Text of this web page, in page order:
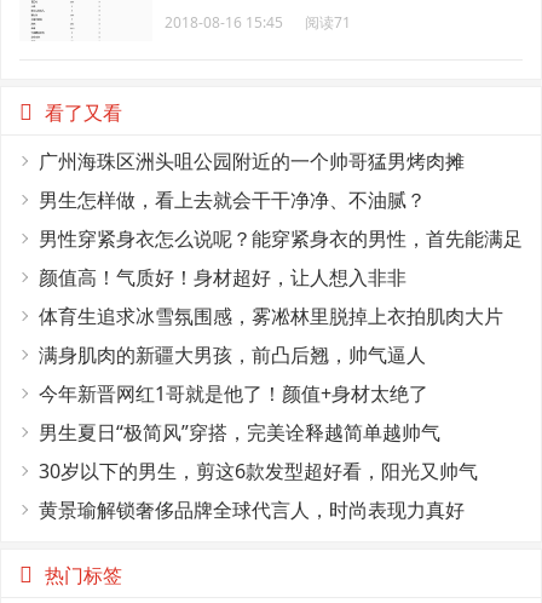
2018-08-16 15:45 阅读71
看了又看
广州海珠区洲头咀公园附近的一个帅哥猛男烤肉摊
男生怎样做，看上去就会干干净净、不油腻？
男性穿紧身衣怎么说呢？能穿紧身衣的男性，首先能满足
这4个条件
颜值高！气质好！身材超好，让人想入非非
体育生追求冰雪氛围感，雾凇林里脱掉上衣拍肌肉大片
满身肌肉的新疆大男孩，前凸后翘，帅气逼人
今年新晋网红1哥就是他了！颜值+身材太绝了
男生夏日“极简风”穿搭，完美诠释越简单越帅气
30岁以下的男生，剪这6款发型超好看，阳光又帅气
黄景瑜解锁奢侈品牌全球代言人，时尚表现力真好
热门标签